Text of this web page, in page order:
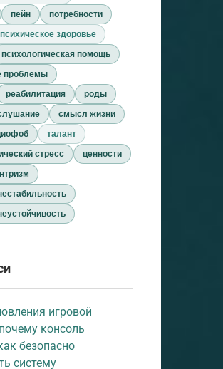
пейн
потребности
психическое здоровье
психологическая помощь
проблемы
реабилитация
роды
смысл жизни
талант
стресс
ценности
игровой
консоль
безопасно
систему